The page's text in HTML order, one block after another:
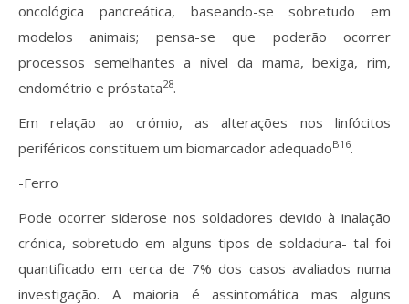
oncológica pancreática, baseando-se sobretudo em
modelos animais; pensa-se que poderão ocorrer
processos semelhantes a nível da mama, bexiga, rim,
endométrio e próstata28.
Em relação ao crómio, as alterações nos linfócitos
periféricos constituem um biomarcador adequadoB16.
-Ferro
Pode ocorrer siderose nos soldadores devido à inalação
crónica, sobretudo em alguns tipos de soldadura- tal foi
quantificado em cerca de 7% dos casos avaliados numa
investigação. A maioria é assintomática mas alguns